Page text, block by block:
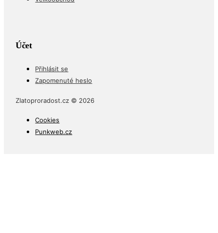
Účet
Přihlásit se
Zapomenuté heslo
Zlatoproradost.cz © 2026
Cookies
Punkweb.cz